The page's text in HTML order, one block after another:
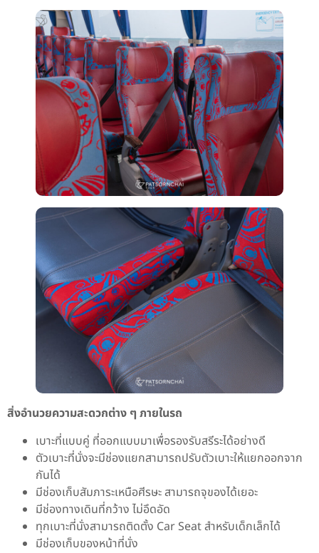
สิ่งอำนวยความสะดวกต่าง ๆ ภายในรถ
เบาะที่แบบคู่ ที่ออกแบบมาเพื่อรองรับสรีระได้อย่างดี
ตัวเบาะที่นั่งจะมีช่องแยกสามารถปรับตัวเบาะให้แยกออกจาก
กันได้
มีช่องเก็บสัมภาระเหนือศีรษะ สามารถจุของได้เยอะ
มีช่องทางเดินที่กว้าง ไม่อึดอัด
ทุกเบาะที่นั่งสามารถติดตั้ง Car Seat สำหรับเด็กเล็กได้
มีช่องเก็บของหน้าที่นั่ง